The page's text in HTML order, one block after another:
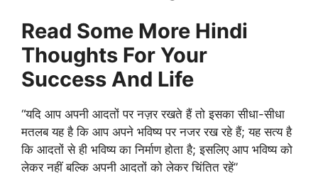
Read Some More Hindi
Thoughts For Your
Success And Life
“यदि आप अपनी आदतों पर नज़र रखते हैं तो इसका सीधा-सीधा
मतलब यह है कि आप अपने भविष्य पर नजर रख रहे हैं; यह सत्य है
कि आदतों से ही भविष्य का निर्माण होता है; इसलिए आप भविष्य को
लेकर नहीं बल्कि अपनी आदतों को लेकर चिंतित रहें”